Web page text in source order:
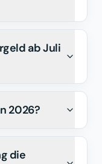
ab Juli
2026?
die